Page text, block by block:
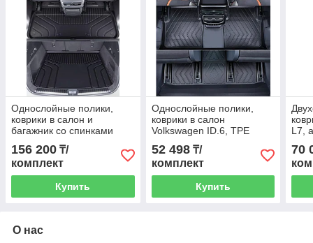
Однослойные полики,
коврики в салон и
багажник со спинками
TPE
156 200 ₸/
комплект
Купить
Однослойные полики,
коврики в салон
Volkswagen ID.6, TPE
52 498₸/
комплект
Купить
L7,
70
О нас